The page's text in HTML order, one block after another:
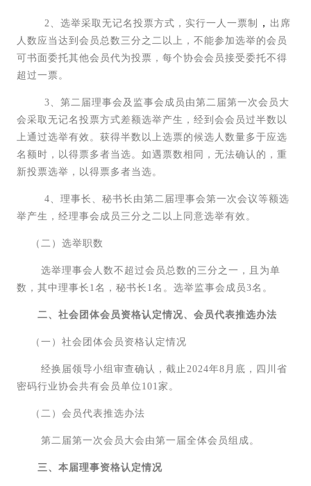
2、选举采取无记名投票方式，实行一人一票制 ， 出席
人数应当达到会员总数三分之二以上，不能参加选举的会员
可书面委托其他会员代为投票，每个协会会员接受委托不得
超过一票。
3、第二届理事会及监事会成员由第二届第一次会员大
会采取无记名投票方式差额选举产生，经到会会员过半数以
上通过选举有效。获得半数以上选票的候选人数量多于应选
名额时，以得票多者当选。如遇票数相同，无法确认的，重
新投票选举，以得票多者当选。
4、理事长、秘书长由第二届理事会第一次会议等额选
举产生，经理事会成员三分之二以上同意选举有效。
（二）选举职数
选举理事会人数不超过会员总数的三分之一，且为单
数，其中理事长1名，秘书长1名。选举监事会成员3名。
二、社会团体会员资格认定情况、会员代表推选办法
（一）社会团体会员资格认定情况
经换届领导小组审查确认，截止2024年8月底，四川省
密码行业协会共有会员单位101家。
（二）会员代表推选办法
第二届第一次会员大会由第一届全体会员组成。
三、本届理事资格认定情况